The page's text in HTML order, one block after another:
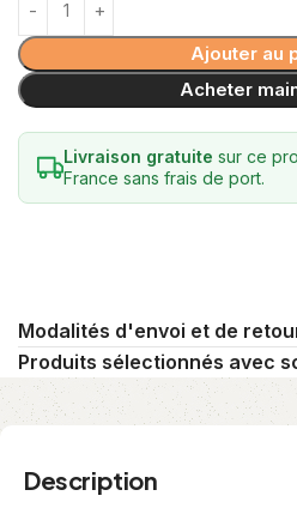
Ajouter au
Acheter
Livraison gratuite sur ce
France sans frais de port.
Modalités d'envoi et de
Produits sélectionnés avec
Description